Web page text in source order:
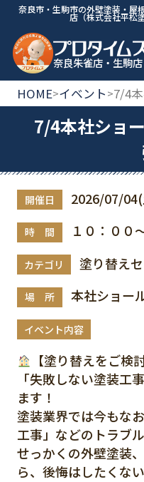
奈良市・生駒市の外壁塗装・屋
店（株式会社平松
奈良朱雀店・生駒店
HOME>イベント>
7/4本社ショ
開催日 2026/07/
時 間 １０：００
カテゴリ 塗り替え
場 所 本社ショー
イベント内容
【塗り替えをご検
「失敗しない塗装工
ます！
塗装業界では今もな
工事」などのトラブ
せっかくの外壁塗装
ら、後悔はしたくない